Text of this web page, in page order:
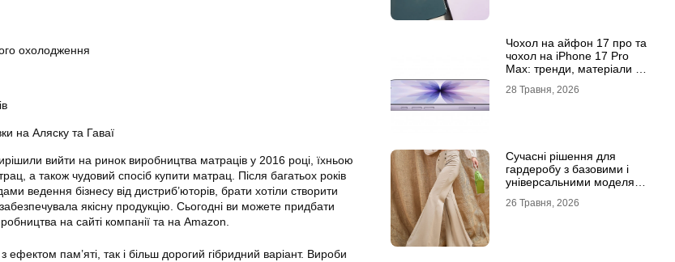
охолодження
на Аляску та Гаваї
вийти на ринок виробництва матраців у 2016 році, їхньою
а також чудовий спосіб купити матрац. Після багатьох років
ведення бізнесу від дистриб’юторів, брати хотіли створити
якісну продукцію. Сьогодні ви можете придбати
на сайті компанії та на Amazon.
пам’яті, так і більш дорогий гібридний варіант. Вироби
Чохол на айфон 17 про та
чохол на iPhone 17 Pro
Max: тренди, матеріали та
28 Травня, 2026
Сучасні рішення для
гардеробу з базовими і
універсальними моделями
26 Травня, 2026